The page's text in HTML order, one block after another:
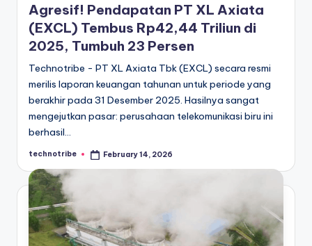
Agresif! Pendapatan PT XL Axiata
(EXCL) Tembus Rp42,44 Triliun di
2025, Tumbuh 23 Persen
Technotribe - PT XL Axiata Tbk (EXCL) secara resmi
merilis laporan keuangan tahunan untuk periode yang
berakhir pada 31 Desember 2025. Hasilnya sangat
mengejutkan pasar: perusahaan telekomunikasi biru ini
berhasil…
Posted
technotribe February 14, 2026